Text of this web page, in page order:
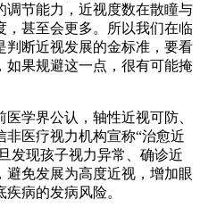
调节能力，近视度数在散瞳与
，甚至会更多。所以我们在临
判断近视发展的金标准，要看
如果规避这一点，很有可能掩
学界公认，轴性近视可防、
医疗视力机构宣称“治愈近
发现孩子视力异常、确诊近
免发展为高度近视，增加眼
病的发病风险。